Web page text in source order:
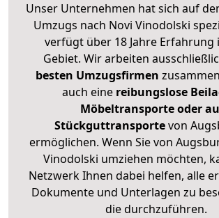
Unser Unternehmen hat sich auf
Umzugs nach Novi Vinodolski
verfügt über 18 Jahre Erfahrung
Gebiet. Wir arbeiten
besten Umzugsfirmen
auch eine reibungslose
Möbeltransporte oder
Stückguttransportevon
ermöglichen. Wenn Sie von
Vinodolski umziehen möchten,
Netzwerk Ihnen dabei helfen, alle
Dokumente und Unterlagen zu
die durchzuführen.